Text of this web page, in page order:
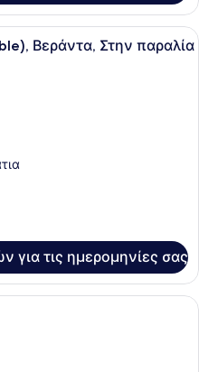
Ένας καναπές από μπαμπού με
Βεράντα, Στην παραλία
για τις ημερομηνίες σας
Ένας σκεπαστός εξωτερικός